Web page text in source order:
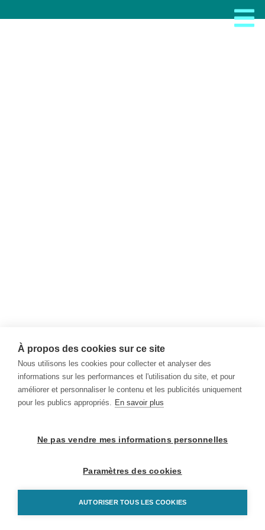
À propos des cookies sur ce site
Nous utilisons les cookies pour collecter et analyser des
informations sur les performances et l'utilisation du site, et pour
améliorer et personnaliser le contenu et les publicités uniquement
pour les publics appropriés. En savoir plus
Ne pas vendre mes informations personnelles
Paramètres des cookies
AUTORISER TOUS LES COOKIES